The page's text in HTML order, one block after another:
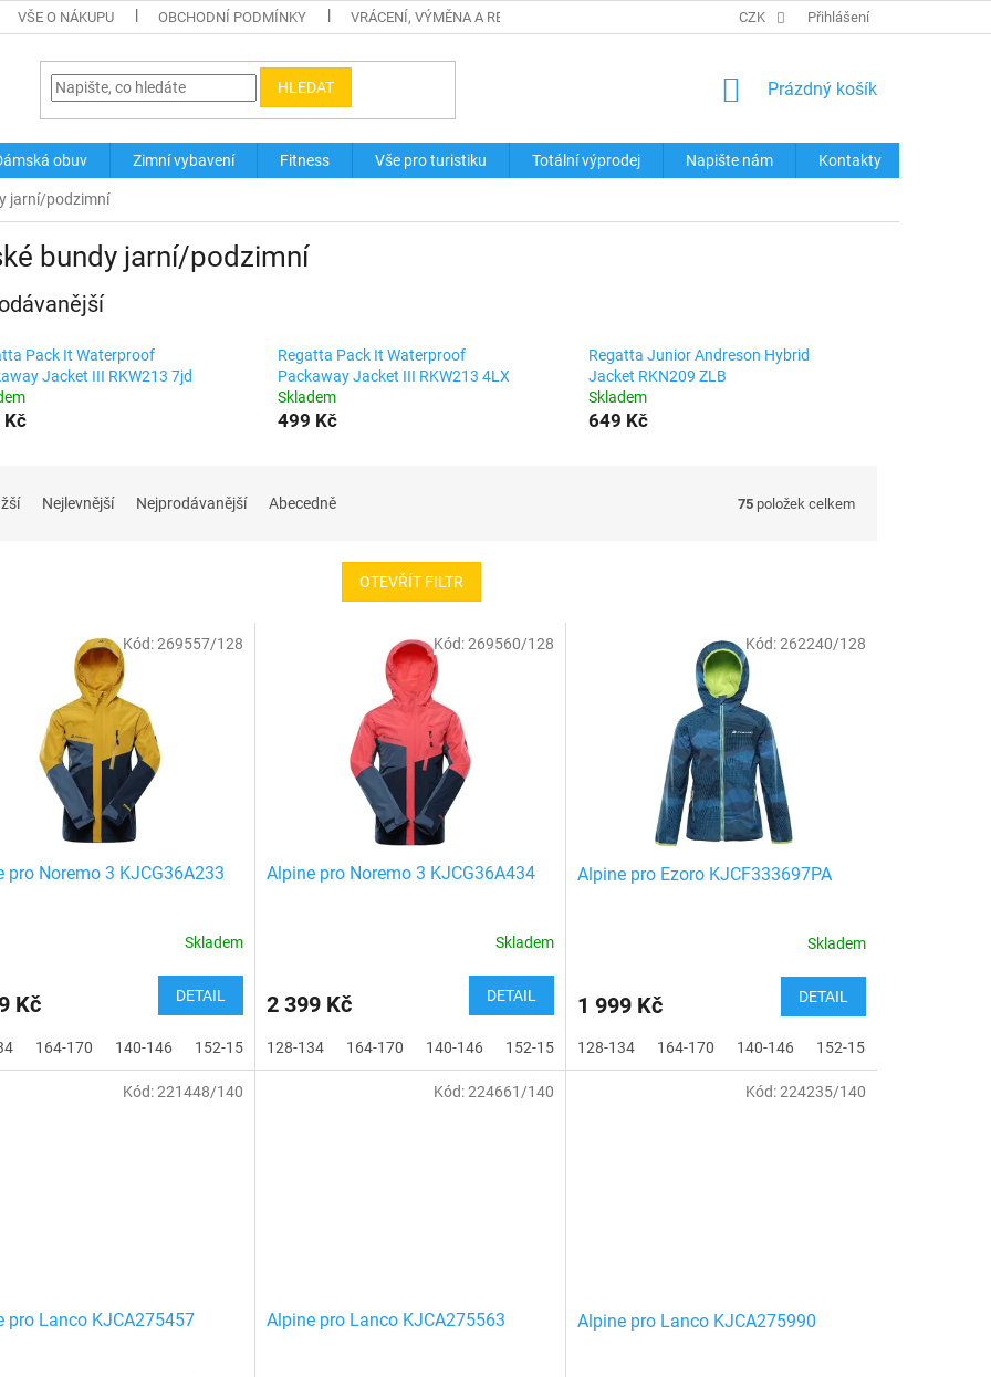
VŠE O NÁKUPU OBCHODNÍ PODMÍNKY VRÁCENÍ, VÝMĚNA A REKLAMACE ZBOŽÍ TABULKY VELIKOSTÍ
CZK Přihlášení
HLEDAT
NÁKUPNÍ
Prázdný košík
obuv Zimní vybavení Fitness Vše pro turistiku Totální výprodej Napište nám Kontakty
jarní/podzimní
bundy jarní/podzimní
Pack It Waterproof
Jacket III RKW213 7jd
Kč
Regatta Pack It Waterproof
Packaway Jacket III RKW213 4LX
Skladem
499 Kč
Regatta Junior Andreson Hybrid
Jacket RKN209 ZLB
Skladem
649 Kč
Nejlevnější Nejprodávanější Abecedně 75 položek celkem
OTEVŘÍT FILTR
pro Noremo 3 KJCG36A233
Skladem
Kč DETAIL
164-170 140-146 152-158
Kód:269557/128
Alpine pro Noremo 3 KJCG36A434
Skladem
2 399 Kč DETAIL
128-134 164-170 140-146 152-158
Kód:269560/128
Alpine pro Ezoro KJCF333697PA
Skladem
1 999 Kč DETAIL
128-134 164-170 140-146 152-158
Kód:262240/128
pro Lanco KJCA275457
Kód:221448/140
Alpine pro Lanco KJCA275563
Kód:224661/140
Alpine pro Lanco KJCA275990
Kód:224235/140